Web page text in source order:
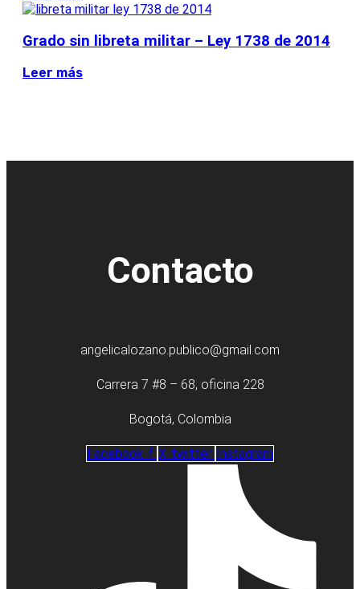
Grado sin libreta militar – Ley 1738 de 2014
Leer más
Contacto
angelicalozano.publico@gmail.com
Carrera 7 #8 – 68, oficina 228
Bogotá, Colombia
Facebook-f X-twitter Instagram